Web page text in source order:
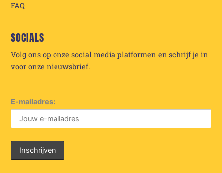
FAQ
SOCIALS
Volg ons op onze social media platformen en schrijf je in
voor onze nieuwsbrief.
E-mailadres: